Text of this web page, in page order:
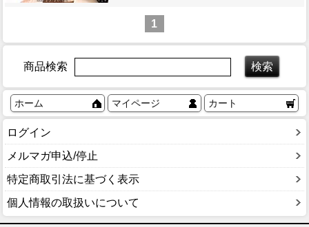
1
商品検索
ホーム マイページ カート
ログイン
メルマガ申込/停止
特定商取引法に基づく表示
個人情報の取扱いについて